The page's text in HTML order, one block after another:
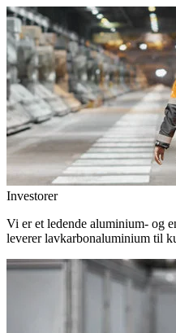
Investorer
Vi er et ledende aluminium- og
leverer lavkarbonaluminium til